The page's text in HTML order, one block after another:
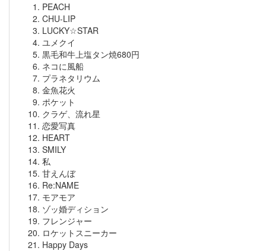
PEACH
CHU-LIP
LUCKY☆STAR
ユメクイ
黒毛和牛上塩タン焼680円
ネコに風船
プラネタリウム
金魚花火
ポケット
クラゲ、流れ星
恋愛写真
HEART
SMILY
私
甘えんぼ
Re:NAME
モアモア
ゾッ婚ディション
フレンジャー
ロケットスニーカー
Happy Days